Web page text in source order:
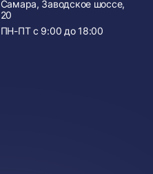
Самара, Заводское шоссе,
20
ПН-ПТ с 9:00 до 18:00